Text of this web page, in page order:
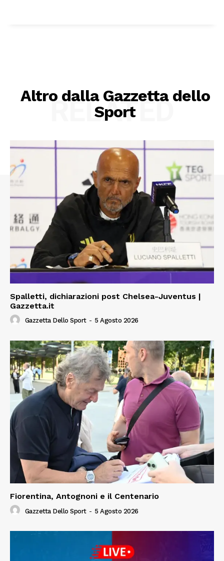
Altro dalla Gazzetta dello
Sport
RELATED
Spalletti, dichiarazioni post Chelsea-Juventus |
Gazzetta.it
Gazzetta Dello Sport - 5 Agosto 2026
Fiorentina, Antognoni e il Centenario
Gazzetta Dello Sport - 5 Agosto 2026